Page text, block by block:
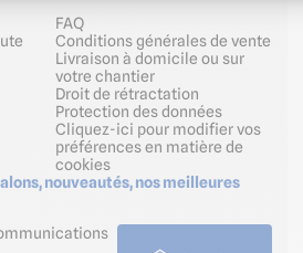
FAQ
Conditions générales de vente
Livraison à domicile ou sur
votre chantier
Droit de rétractation
Protection des données
Cliquez-ici pour modifier vos
préférences en matière de
cookies
nouveautés, nos meilleures